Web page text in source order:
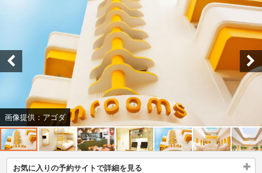
画像提供：アゴダ
お気に入りの予約サイトで詳細を見る